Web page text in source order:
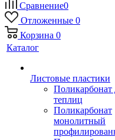
Сравнение0
Отложенные 0
Корзина 0
Каталог
Листовые пластики
Поликарбонат
теплиц
Поликарбонат
монолитный